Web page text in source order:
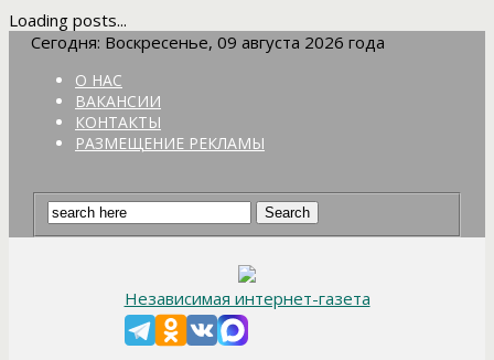
Loading posts...
Сегодня: Воскресенье, 09 августа 2026 года
О НАС
ВАКАНСИИ
КОНТАКТЫ
РАЗМЕЩЕНИЕ РЕКЛАМЫ
Независимая интернет-газета